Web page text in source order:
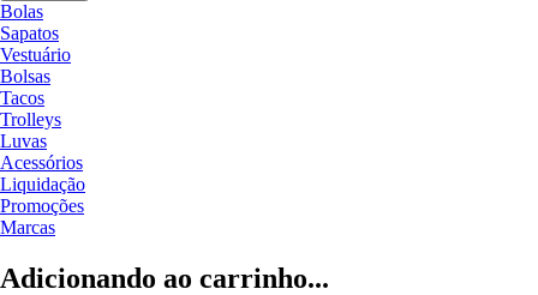
Bolas
Sapatos
Vestuário
Bolsas
Tacos
Trolleys
Luvas
Acessórios
Liquidação
Promoções
Marcas
Adicionando ao carrinho...